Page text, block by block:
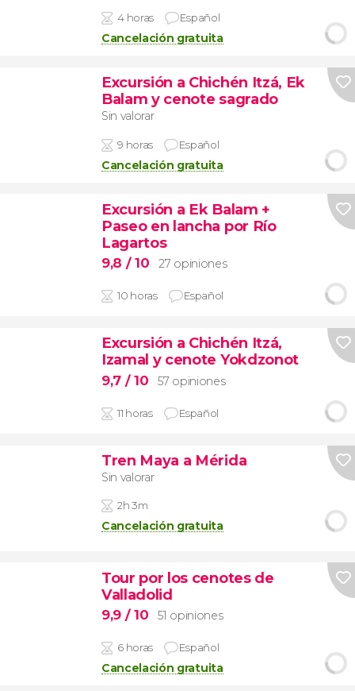
4 horas Español
Cancelación gratuita
Excursión a Chichén Itzá, Ek
Balam y cenote sagrado
Sin valorar
9 horas Español
Cancelación gratuita
Excursión a Ek Balam +
Paseo en lancha por Río
Lagartos
9,8 / 10 27 opiniones
10 horas Español
Excursión a Chichén Itzá,
Izamal y cenote Yokdzonot
9,7 / 10 57 opiniones
11 horas Español
Tren Maya a Mérida
Sin valorar
2h 3m
Cancelación gratuita
Tour por los cenotes de
Valladolid
9,9 / 10 51 opiniones
6 horas Español
Cancelación gratuita